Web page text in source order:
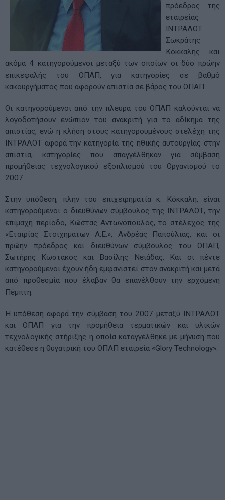
πρόεδρος της
εταιρείας
ΙΝΤΡΑΛΟΤ
Σωκράτης
Κόκκαλης και
ακόμα 4 κατηγορούμενοι μεταξύ των οποίων οι δύο πρώην
επικεφαλής του ΟΠΑΠ, για κατηγορίες σε βαθμό
κακουργήματος που αφορούν απιστία σε βάρος του ΟΠΑΠ.
Οι κατηγορούμενοι από την πλευρά του ΟΠΑΠ καλούνται να
λογοδοτήσουν ενώπιον του ανακριτή για το αδίκημα της
απιστίας, ενώ η κλήση στους κατηγορουμένους στελέχη της
ΙΝΤΡΑΛΟΤ αφορά την κατηγορία της ηθικής αυτουργίας στην
απιστία, κατηγορίες που απαγγέλθηκαν για σύμβαση
προμήθειας τεχνολογικού εξοπλισμού του Οργανισμού το
2007.
Στην υπόθεση, πλην του επιχειρηματία κ. Κόκκαλη, είναι
κατηγορούμενοι ο διευθύνων σύμβουλος της ΙΝΤΡΑΛΟΤ, την
επίμαχη περίοδο, Κώστας Αντωνόπουλος, το στέλεχος της
«Εταιρίας Στοιχημάτων Α.Ε.», Ανδρέας Παπούλιας, και οι
πρώην πρόεδρος και διευθύνων σύμβουλος του ΟΠΑΠ,
Σωτήρης Κωστάκος και Βασίλης Νειάδας. Και οι πέντε
κατηγορούμενοι έχουν ήδη εμφανιστεί στον ανακριτή και μετά
από προθεσμία που έλαβαν θα επανέλθουν την ερχόμενη
Πέμπτη.
Η υπόθεση αφορά την σύμβαση του 2007 μεταξύ ΙΝΤΡΑΛΟΤ
και ΟΠΑΠ για την προμήθεια τερματικών και υλικών
τεχνολογικής στήριξης η οποία καταγγέλθηκε με μήνυση που
κατέθεσε η θυγατρική του ΟΠΑΠ εταιρεία «Glory Technology».